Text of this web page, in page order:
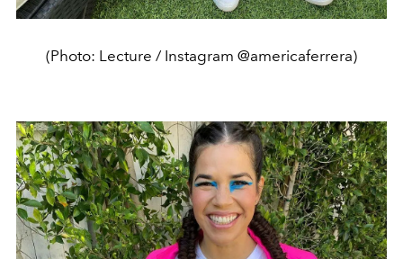
(Photo: Lecture / Instagram @americaferrera)